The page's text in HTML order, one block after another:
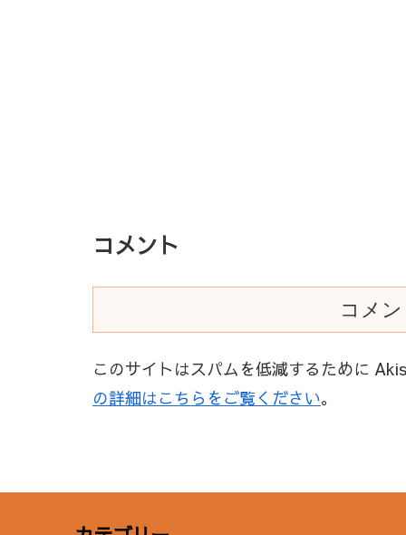
コメント
コメ
このサイトはスパムを低減するために
の詳細はこちらをご覧ください。